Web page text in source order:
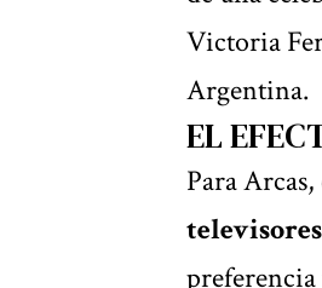
Victoria
Argentina.
EL
Para